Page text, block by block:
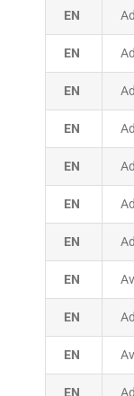
EN
EN
EN
EN
EN
EN
EN
EN
EN
EN
EN